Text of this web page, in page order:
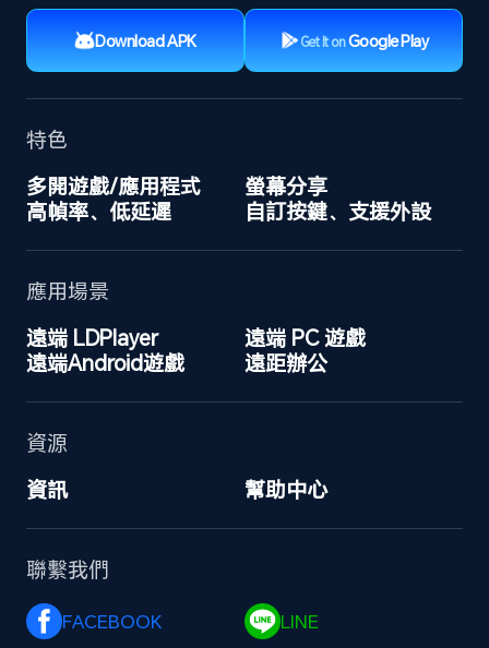
Download APK Get It onGoogle Play
特色
多開遊戲/應用程式
螢幕分享
高幀率、低延遲
自訂按鍵、支援外設
應用場景
遠端 LDPlayer
遠端 PC 遊戲
遠端Android遊戲
遠距辦公
資源
資訊
幫助中心
聯繫我們
FACEBOOK LINE